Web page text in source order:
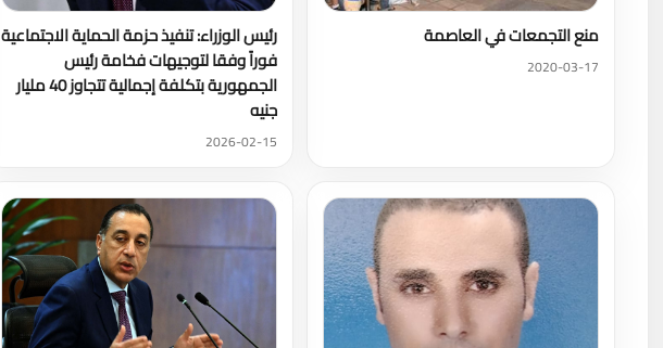
منع التجمعات في العاصمة
2020-03-17
رئيس الوزراء: تنفيذ حزمة الحماية الاجتماعية
فوراً وفقا لتوجيهات فخامة رئيس
الجمهورية بتكلفة إجمالية تتجاوز 40 مليار
جنيه
2026-02-15